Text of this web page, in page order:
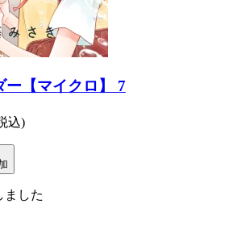
ー【マイクロ】 7
込)
ました